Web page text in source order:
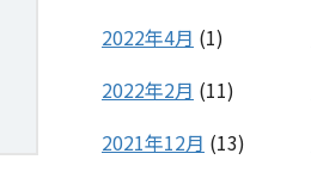
2022年4月 (1)
2022年2月 (11)
2021年12月 (13)